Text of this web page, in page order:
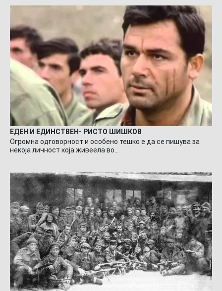
ЕДЕН И ЕДИНСТВЕН- РИСТО ШИШКОВ
Огромна одговорност и особено тешко е да се пишува за
некоја личност која живеела во…